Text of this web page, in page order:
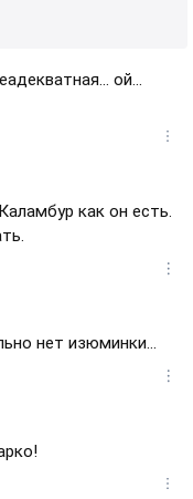
ой...
как он есть.
нет изюминки...